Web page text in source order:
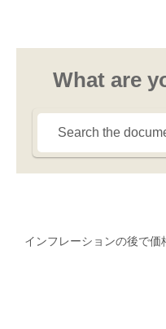
What are
インフレーションの後で価